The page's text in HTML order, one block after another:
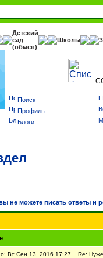
Детский
сад
(обмен)
Школы
Поиск
Профиль
Блоги
Вт Сен 13, 2016 17:27 Re: